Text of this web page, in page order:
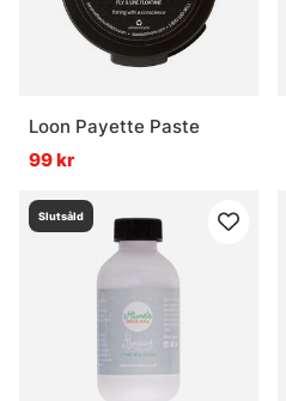
Loon Payette Paste
99 kr
Slutsåld